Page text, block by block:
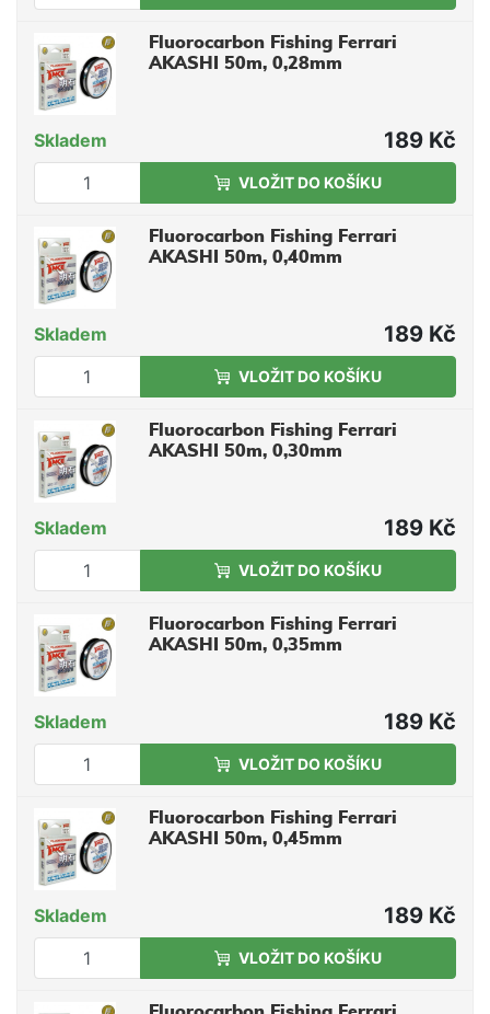
Fluorocarbon Fishing Ferrari
AKASHI 50m, 0,28mm
Skladem 189 Kč
VLOŽIT DO KOŠÍKU
Fluorocarbon Fishing Ferrari
AKASHI 50m, 0,40mm
Skladem 189 Kč
VLOŽIT DO KOŠÍKU
Fluorocarbon Fishing Ferrari
AKASHI 50m, 0,30mm
Skladem 189 Kč
VLOŽIT DO KOŠÍKU
Fluorocarbon Fishing Ferrari
AKASHI 50m, 0,35mm
Skladem 189 Kč
VLOŽIT DO KOŠÍKU
Fluorocarbon Fishing Ferrari
AKASHI 50m, 0,45mm
Skladem 189 Kč
VLOŽIT DO KOŠÍKU